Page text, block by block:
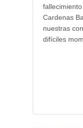
Cardenas
nuestras
difíciles